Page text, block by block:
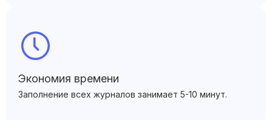
Экономия времени
Заполнение всех журналов занимает 5-10 минут.